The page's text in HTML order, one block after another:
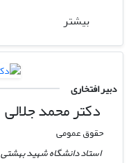
بیشتر
دبیر افتخاری
دکتر محمد جلالی
حقوق عمومی
استاد دانشگاه شهید بهشتی